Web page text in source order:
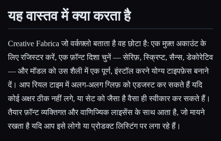
यह वास्तव में क्या करता है
Creative Fabrica जो वर्कफ़्लो बताता है वह छोटा है: एक मुफ़्त अकाउंट के
लिए रजिस्टर करें, एक फ़ॉन्ट दिशा चुनें — सेरिफ़, स्क्रिप्ट, सैन्स, डेकोरेटिव
— और मॉडल को उस शैली में एक पूर्ण, इंस्टॉल करने योग्य टाइपफ़ेस बनाने
दें। आप रियल टाइम में अलग-अलग ग्लिफ़ को एडजस्ट कर सकते हैं यदि
कोई अक्षर ठीक नहीं लगे, या सेट को जैसा है वैसा ही स्वीकार कर सकते हैं।
तैयार फ़ॉन्ट व्यक्तिगत और वाणिज्यिक लाइसेंस के साथ आता है, जो मायने
रखता है यदि आप इसे लोगो या प्रोडक्ट लिस्टिंग पर लगा रहे हैं।